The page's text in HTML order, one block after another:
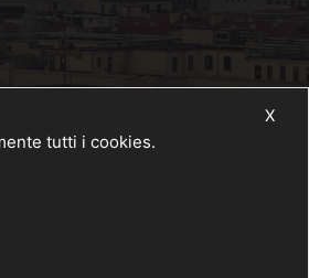
X
tutti i cookies.